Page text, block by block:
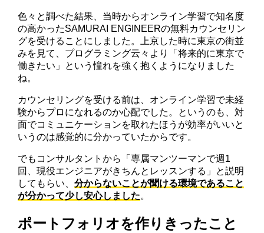
色々と調べた結果、当時からオンライン学習で知名度
の高かったSAMURAI ENGINEERの無料カウンセリン
グを受けることにしました。上京した時に東京の街並
みを見て、プログラミング云々より「将来的に東京で
働きたい」という憧れを強く抱くようになりました
ね。
カウンセリングを受ける前は、オンライン学習で未経
験からプロになれるのか心配でした。というのも、対
面でコミュニケーションを取れたほうが効率がいいと
いうのは感覚的に分かっていたからです。
でもコンサルタントから「専属マンツーマンで週1
回、現役エンジニアがきちんとレッスンする」と説明
してもらい、分からないことが聞ける環境であること
が分かって少し安心しました。
ポートフォリオを作りきったこと